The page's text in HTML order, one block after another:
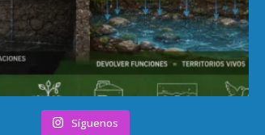
Síguenos